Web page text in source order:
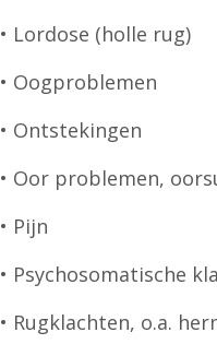
• Lordose (holle rug)
• Oogproblemen
• Ontstekingen
• Oor problemen,
• Pijn
• Psychosomatische
• Rugklachten, o.a.